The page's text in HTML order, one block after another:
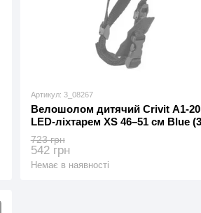
Артикул: 3_08267
Велошолом дитячий Crivit A1-
LED-ліхтарем XS 46–51 см Blue
723 грн
542 грн
Немає в наявності